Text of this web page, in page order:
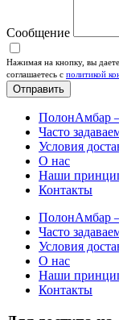
Сообщение
Нажимая на кнопку, вы даете
соглашаетесь c политикой
Отправить
ПолонАмбар
Часто
Условия
О нас
Наши
Контакты
ПолонАмбар
Часто
Условия
О нас
Наши
Контакты